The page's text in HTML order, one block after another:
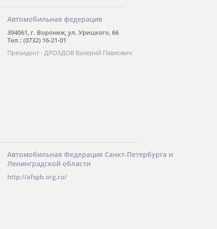
Автомобильная федерация
394061, г. Воронеж, ул. Урицкого, 66
Тел.: (0732) 16-21-01
Президент - ДРОЗДОВ Валерий Павлович
Автомобильная Федерация Санкт-Петербурга и
Ленинградской области
http://afspb.org.ru/